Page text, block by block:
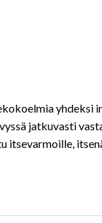
yhdeksi
jatkuvasti
itsevarmoille,